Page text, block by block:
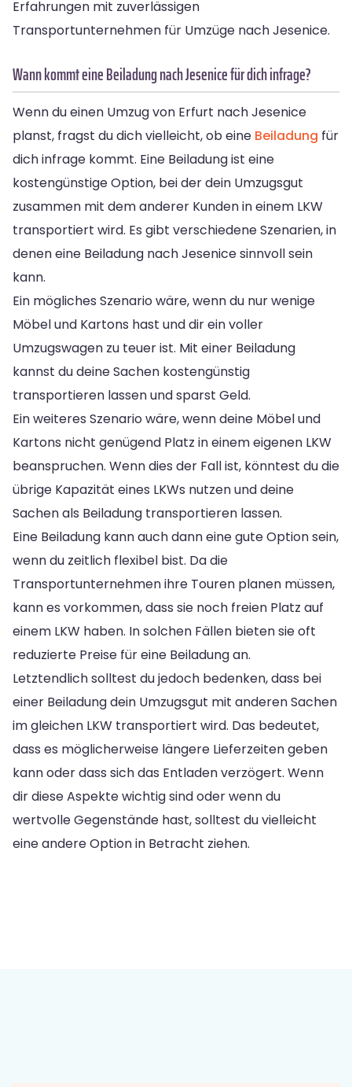
Erfahrungen mit zuverlässigen
Transportunternehmen für Umzüge nach Jesenice.
Wann kommt eine Beiladung nach Jesenice für dich infrage?
Wenn du einen Umzug von Erfurt nach Jesenice
planst, fragst du dich vielleicht, ob eine Beiladung für
dich infrage kommt. Eine Beiladung ist eine
kostengünstige Option, bei der dein Umzugsgut
zusammen mit dem anderer Kunden in einem LKW
transportiert wird. Es gibt verschiedene Szenarien, in
denen eine Beiladung nach Jesenice sinnvoll sein
kann.
Ein mögliches Szenario wäre, wenn du nur wenige
Möbel und Kartons hast und dir ein voller
Umzugswagen zu teuer ist. Mit einer Beiladung
kannst du deine Sachen kostengünstig
transportieren lassen und sparst Geld.
Ein weiteres Szenario wäre, wenn deine Möbel und
Kartons nicht genügend Platz in einem eigenen LKW
beanspruchen. Wenn dies der Fall ist, könntest du die
übrige Kapazität eines LKWs nutzen und deine
Sachen als Beiladung transportieren lassen.
Eine Beiladung kann auch dann eine gute Option sein,
wenn du zeitlich flexibel bist. Da die
Transportunternehmen ihre Touren planen müssen,
kann es vorkommen, dass sie noch freien Platz auf
einem LKW haben. In solchen Fällen bieten sie oft
reduzierte Preise für eine Beiladung an.
Letztendlich solltest du jedoch bedenken, dass bei
einer Beiladung dein Umzugsgut mit anderen Sachen
im gleichen LKW transportiert wird. Das bedeutet,
dass es möglicherweise längere Lieferzeiten geben
kann oder dass sich das Entladen verzögert. Wenn
dir diese Aspekte wichtig sind oder wenn du
wertvolle Gegenstände hast, solltest du vielleicht
eine andere Option in Betracht ziehen.